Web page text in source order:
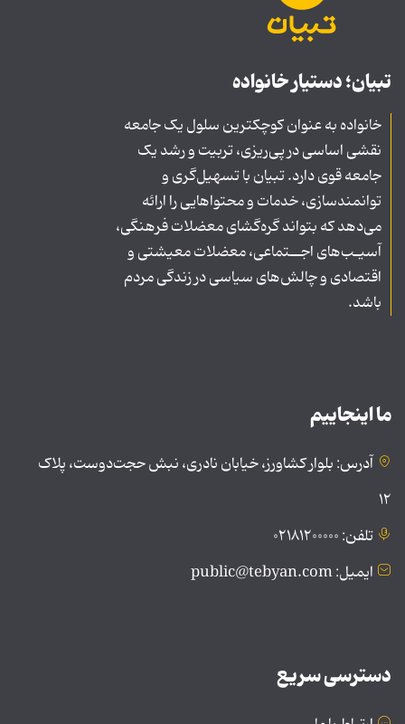
تبیان؛ دستیار خانواده
خانواده به عنوان کوچکترین سلول یک جامعه
نقشی اساسی در پی‌ریزی، تربیت و رشد یک
جامعه قوی دارد. تبیان با تسهیل‌گری و
توانمندسازی، خدمات و محتواهایی را ارائه
می‌دهد که بتواند گره‌گشای معضلات فرهنگی،
آسیـب‌های اجــتماعی، معضلات معیشتی و
اقتصادی و چالش‌های سیاسی در زندگی مردم
باشد.
ما اینجاییم
آدرس: بلوار کشاورز، خیابان نادری، نبش حجت‌دوست، پلاک
۱۲
تلفن: ۰۲۱۸۱۲۰۰۰۰۰
ایمیل: public@tebyan.com
دسترسی سریع